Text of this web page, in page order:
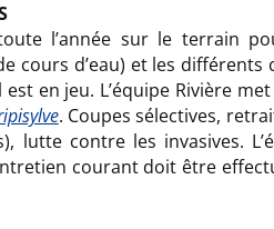
l’année sur le terrain
cours d’eau) et les différents
en jeu. L’équipe Rivière
. Coupes sélectives,
lutte contre les invasives.
courant doit être